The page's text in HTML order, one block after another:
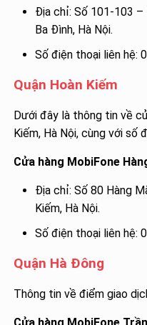
Địa chỉ: Số 101-103 –
Ba Đình, Hà Nội.
Số điện thoại liên hệ:
Quận Hoàn Kiếm
Dưới đây là thông tin về
Kiếm, Hà Nội, cùng với số
Cửa hàng MobiFone
Địa chỉ: Số 80 Hàng
Kiếm, Hà Nội.
Số điện thoại liên hệ:
Quận Hà Đông
Thông tin về điểm giao